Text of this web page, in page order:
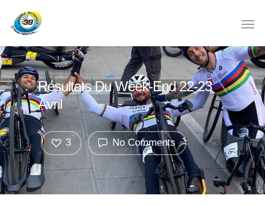
Résultats Du Week-End 22-23
Avril
No Comments
3